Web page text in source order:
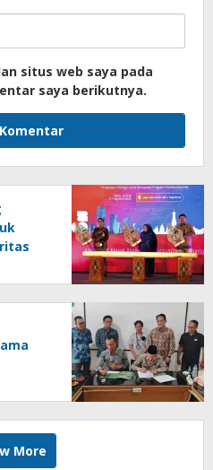
situs web saya pada
saya berikutnya.
More